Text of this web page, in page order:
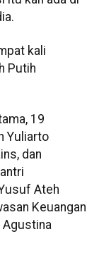
kali
Putih
19
Yuliarto
dan
Ateh
Keuangan
Agustina